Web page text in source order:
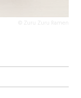
© Zuru Zuru Ramen